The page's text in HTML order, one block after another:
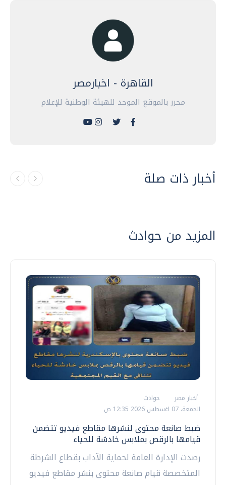
القاهرة - اخبارمصر
محرر بالموقع الموحد للهيئة الوطنية للإعلام
أخبار ذات صلة
المزيد من حوادث
أخبار مصر
حوادث
الجمعة، 07 اغسطس 2026 12:35 ص
ضبط صانعة محتوى لنشرها مقاطع فيديو تتضمن
قيامها بالرقص بملابس خادشة للحياء
رصدت الإدارة العامة لحماية الآداب بقطاع الشرطة
المتخصصة قيام صانعة محتوى بنشر مقاطع فيديو